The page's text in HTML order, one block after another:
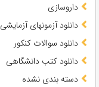
داروسازی
دانلود آزمونهای آزمایشی
دانلود سوالات کنکور
دانلود کتب دانشگاهی
دسته بندی نشده